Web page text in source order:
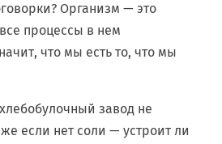
Организм — это
процессы в нем
что мы есть то, что мы
завод не
если нет соли — устроит ли